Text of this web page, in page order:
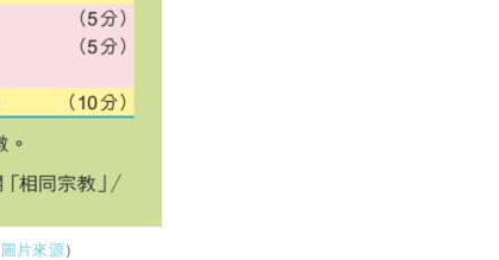
圖片來源）